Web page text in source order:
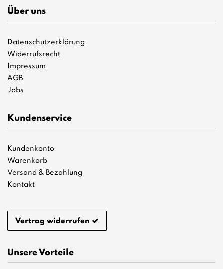
Über uns
Datenschutzerklärung
Widerrufsrecht
Impressum
AGB
Jobs
Kundenservice
Kundenkonto
Warenkorb
Versand & Bezahlung
Kontakt
Vertrag widerrufen
Unsere Vorteile